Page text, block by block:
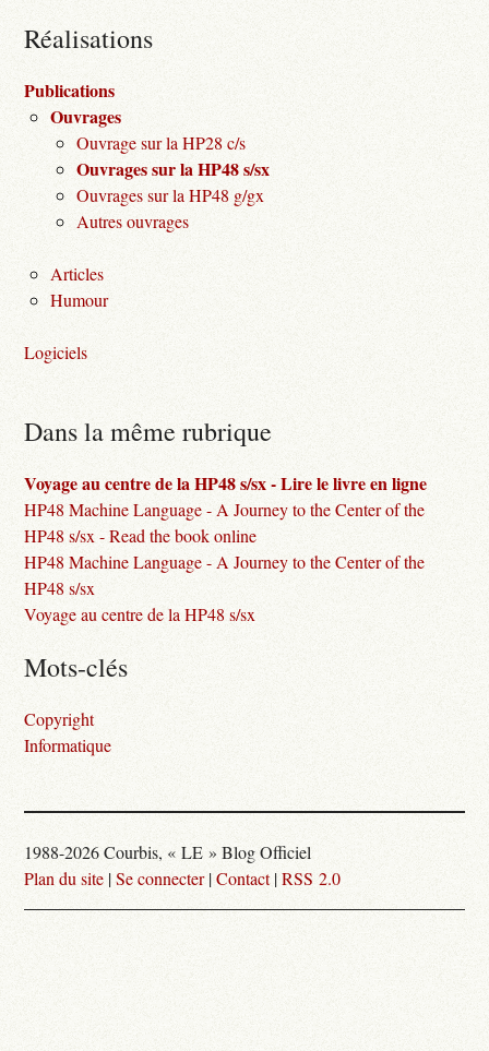
Réalisations
Publications
Ouvrages
Ouvrage sur la HP28 c/s
Ouvrages sur la HP48 s/sx
Ouvrages sur la HP48 g/gx
Autres ouvrages
Articles
Humour
Logiciels
Dans la même rubrique
Voyage au centre de la HP48 s/sx - Lire le livre en ligne
HP48 Machine Language - A Journey to the Center of the
HP48 s/sx - Read the book online
HP48 Machine Language - A Journey to the Center of the
HP48 s/sx
Voyage au centre de la HP48 s/sx
Mots-clés
Copyright
Informatique
1988-2026 Courbis, « LE » Blog Officiel
Plan du site |Se connecter|Contact|RSS 2.0